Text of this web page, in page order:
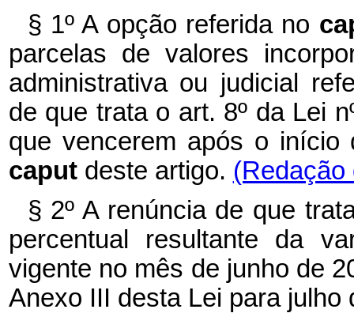
§ 1º A opção referida no
parcelas de valores
administrativa ou judicial
de que trata o art. 8º da Lei
que vencerem após o início
caput deste artigo. (Redação
§ 2º A renúncia de que
percentual resultante da
vigente no mês de junho de
Anexo III desta Lei para julho